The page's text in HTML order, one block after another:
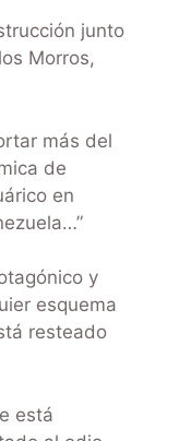
junto
Morros,
más del
de
en
y
esquema
resteado
está